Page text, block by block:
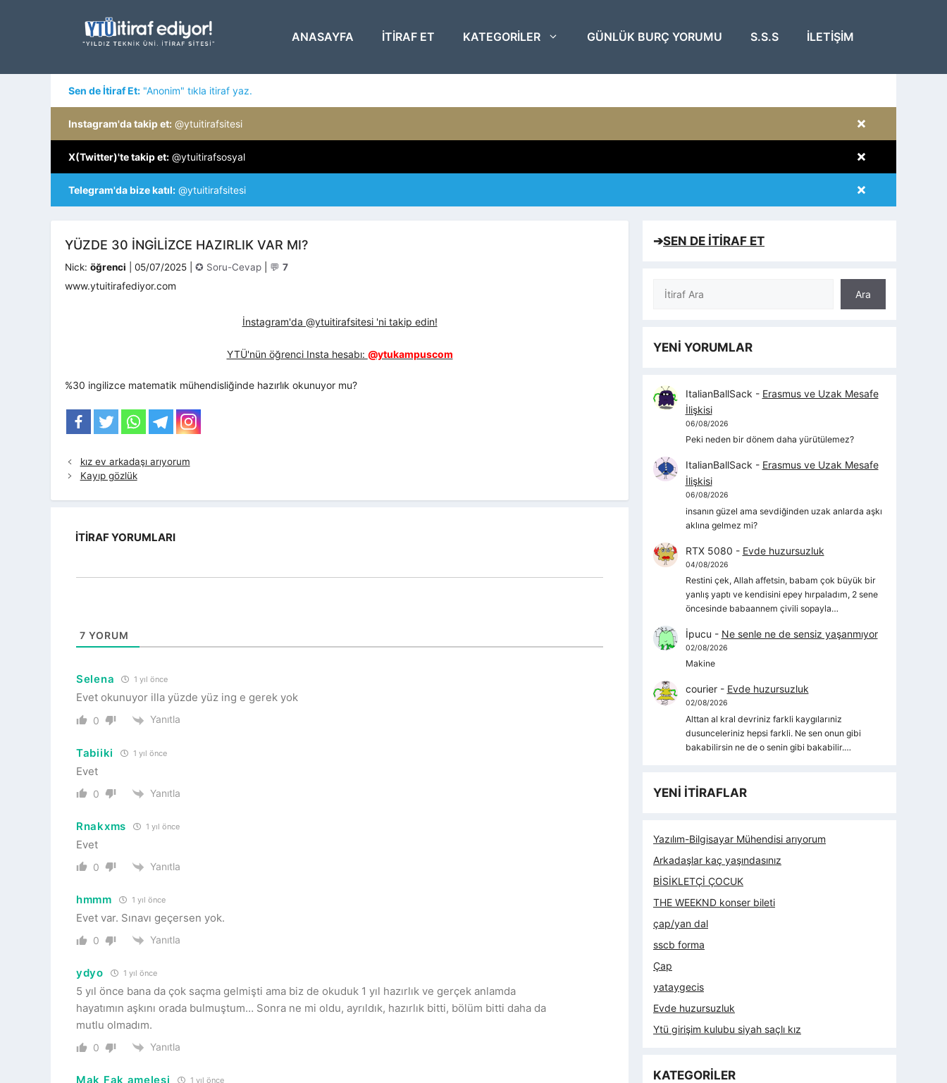
ANASAYFA ITIRAF ET KATEGORILER GÜNLÜK BURÇ YORUMU S.S.S İLETIŞIM
Sen de İtiraf Et: "Anonim" tıkla itiraf yaz.
×
Instagram'da takip et: @ytuitirafsitesi
×
X(Twitter)'te takip et: @ytuitirafsosyal
×
Telegram'da bize katıl: @ytuitirafsitesi
YÜZDE 30 INGILIZCE HAZIRLIK VAR MI?
Nick: öğrenci 05/07/2025 Kategoriler
✪ Soru-Cevap 💬 7
www.ytuitirafediyor.com
İnstagram'da @ytuitirafsitesi 'ni takip edin!
YTÜ'nün öğrenci Insta hesabı: @ytukampuscom
%30 ingilizce matematik mühendisliğinde hazırlık okunuyor mu?
kız ev arkadaşı arıyorum
Kayıp gözlük
İTIRAF YORUMLARI
7 YORUM
Selena 1 yıl önce
Evet okunuyor illa yüzde yüz ing e gerek yok
0 Yanıtla
Tabiiki 1 yıl önce
Evet
0 Yanıtla
Rnakxms 1 yıl önce
Evet
0 Yanıtla
hmmm 1 yıl önce
Evet var. Sınavı geçersen yok.
0 Yanıtla
ydyo 1 yıl önce
5 yıl önce bana da çok saçma gelmişti ama biz de okuduk 1 yıl hazırlık ve gerçek anlamda
hayatımın aşkını orada bulmuştum… Sonra ne mi oldu, ayrıldık, hazırlık bitti, bölüm bitti daha da
mutlu olmadım.
0 Yanıtla
Mak Fak amelesi 1 yıl önce
➔SEN DE İTİRAF ET
Ara
Ara
YENİ YORUMLAR
ItalianBallSack - Erasmus ve Uzak Mesafe
İlişkisi
06/08/2026
Peki neden bir dönem daha yürütülemez?
ItalianBallSack - Erasmus ve Uzak Mesafe
İlişkisi
06/08/2026
insanın güzel ama sevdiğinden uzak anlarda aşkı
aklına gelmez mi?
RTX 5080 - Evde huzursuzluk
04/08/2026
Restini çek, Allah affetsin, babam çok büyük bir
yanlış yaptı ve kendisini epey hırpaladım, 2 sene
öncesinde babaannem çivili sopayla…
İpucu - Ne senle ne de sensiz yaşanmıyor
02/08/2026
Makine
courier- Evde huzursuzluk
02/08/2026
Alttan al kral devriniz farkli kaygılarıniz
dusunceleriniz hepsi farkli. Ne sen onun gibi
bakabilirsin ne de o senin gibi bakabilir.…
YENİ İTİRAFLAR
Yazılım-Bilgisayar Mühendisi arıyorum
Arkadaşlar kaç yaşındasınız
BİSİKLETÇİ ÇOCUK
THE WEEKND konser bileti
çap/yan dal
sscb forma
Çap
yataygecis
Evde huzursuzluk
Ytü girişim kulubu siyah saçlı kız
KATEGORİLER